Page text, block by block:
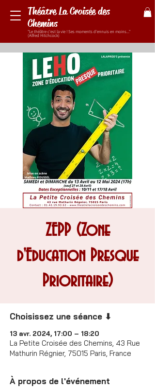
Théâtre La Croisée des
Chemins
"Le théâtre c'est la vie ! Ses moments d'ennuis en moins..."
(Alfred Hitchcock)
ZEPP (Zone
d'Education Presque
Prioritaire)
Choisissez une séance ⬇
13 avr. 2024, 17:00 – 18:20
La Petite Croisée des Chemins, 43 Rue
Mathurin Régnier, 75015 Paris, France
À propos de l'événement